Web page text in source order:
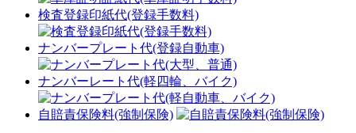
検査登録印紙代(登録手数料)
ナンバープレート代(登録自動車)
ナンバーレート代(軽四輪、バイク)
自賠責保険料(強制保険)